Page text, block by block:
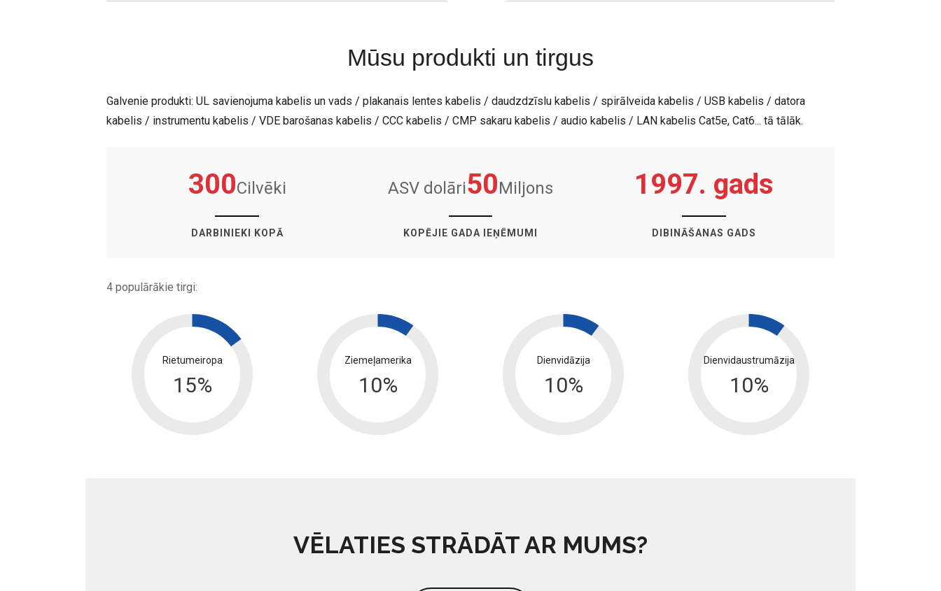
Mūsu produkti un tirgus
Galvenie produkti: UL savienojuma kabelis un vads / plakanais lentes kabelis / daudzdzīslu kabelis / spirālveida kabelis / USB kabelis / datora
kabelis / instrumentu kabelis / VDE barošanas kabelis / CCC kabelis / CMP sakaru kabelis / audio kabelis / LAN kabelis Cat5e, Cat6... tā tālāk.
300Cilvēki
DARBINIEKI KOPĀ
ASV dolāri50Miljons
KOPĒJIE GADA IEŅĒMUMI
1997. gads
DIBINĀŠANAS GADS
4 populārākie tirgi:
Rietumeiropa
15%
Ziemeļamerika
10%
Dienvidāzija
10%
Dienvidaustrumāzija
10%
VĒLATIES STRĀDĀT AR MUMS?